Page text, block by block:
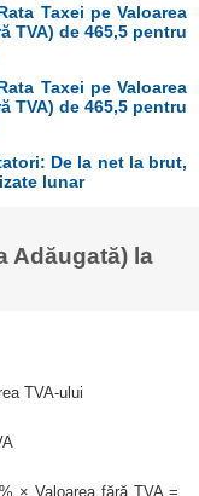
Taxei pe Valoarea
TVA) de 465,5 pentru
Taxei pe Valoarea
TVA) de 465,5 pentru
De la net la brut,
lunar
Adăugată) la
TVA-ului
× Valoarea fără TVA =